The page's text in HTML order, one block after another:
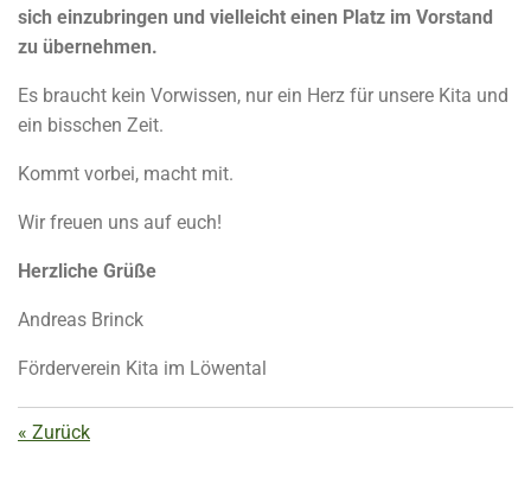
sich einzubringen und vielleicht einen Platz im Vorstand
zu übernehmen.
Es braucht kein Vorwissen, nur ein Herz für unsere Kita und
ein bisschen Zeit.
Kommt vorbei, macht mit.
Wir freuen uns auf euch!
Herzliche Grüße
Andreas Brinck
Förderverein Kita im Löwental
« Zurück